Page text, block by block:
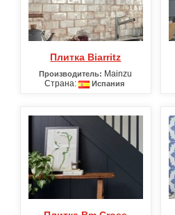
Плитка Biarritz
Производитель: Mainzu
Страна:
Испания